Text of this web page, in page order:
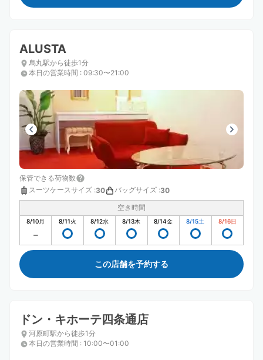
ALUSTA
烏丸駅から徒歩1分
本日の営業時間 : 09:30〜21:00
保管できる荷物数
スーツケースサイズ :30 バッグサイズ :30
空き時間
8/10月 8/11火 8/12水 8/13木 8/14金 8/15土 8/16日
この店舗を予約する
ドン・キホーテ四条通店
河原町駅から徒歩1分
本日の営業時間 : 10:00〜01:00